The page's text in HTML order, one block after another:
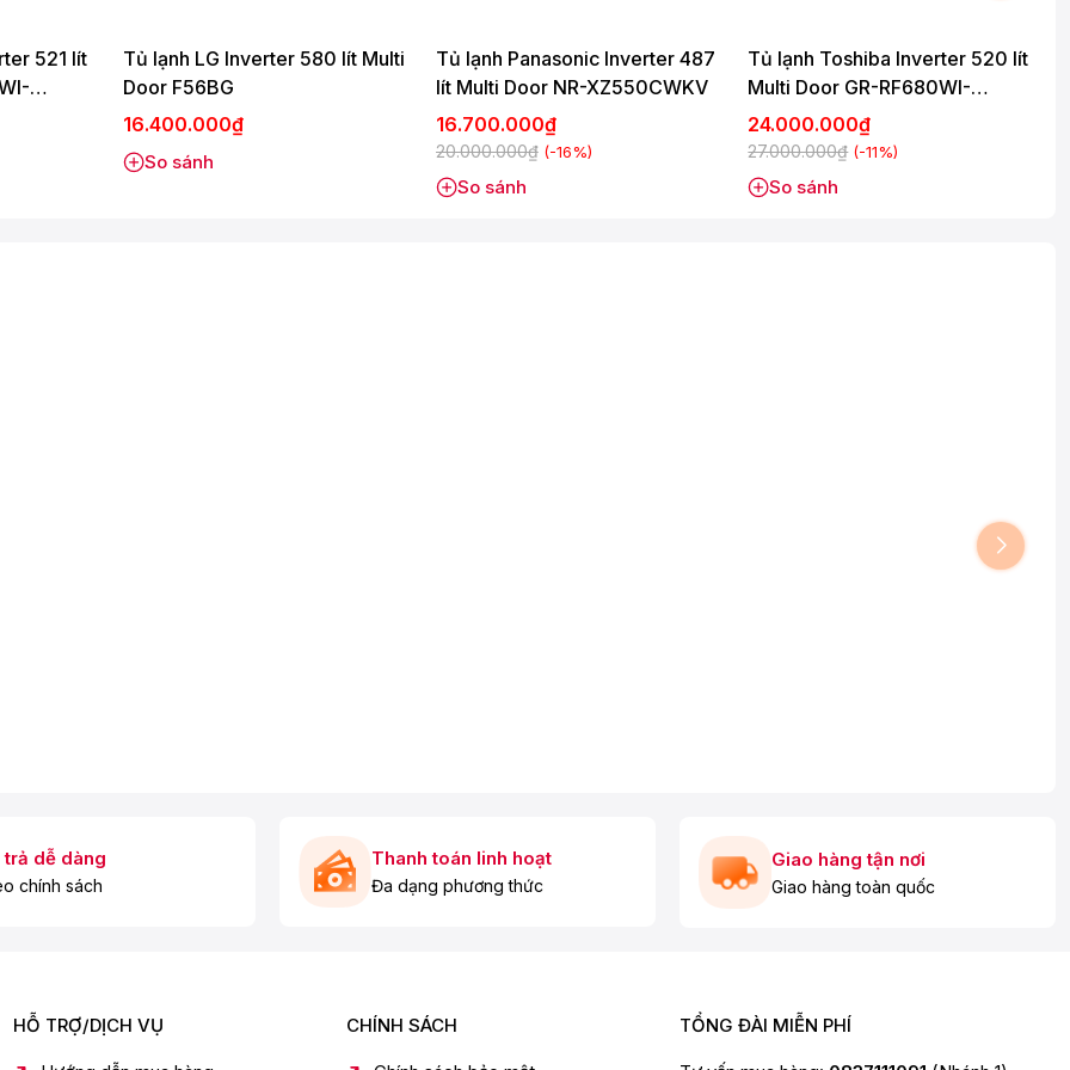
chắc chắn giúp sắp xếp và phân loại đa dạng các loại thực
củ nhận được đầy đủ độ ẩm lý tưởng để luôn tươi ngon, mọng
cánh cửa tủ là các khay chứa.
ứng dụng SmartThings, cho phép người dùng theo dõi và tối
521 lít
Tủ lạnh LG Inverter 580 lít Multi
Door F56BG
16.400.000₫
So sánh
Tủ lạnh Panasonic Inverter 487
lít Multi Door NR-XZ550CWKV
16.700.000₫
20.000.000₫ (-16%)
So sánh
Tủ lạnh Toshiba Inverter 520 lít
Multi Door GR-RF680WI-
PGV(D4)
24.000.000₫
27.000.000₫ (-11%)
So sánh
dễ dàng
chính sách
Thanh toán linh hoạt
Đa dạng phương thức
Giao hàng tận nơi
Giao hàng toàn quốc
HỖ TRỢ/DỊCH VỤ CHÍNH SÁCH TỔNG ĐÀI MIỄN PHÍ